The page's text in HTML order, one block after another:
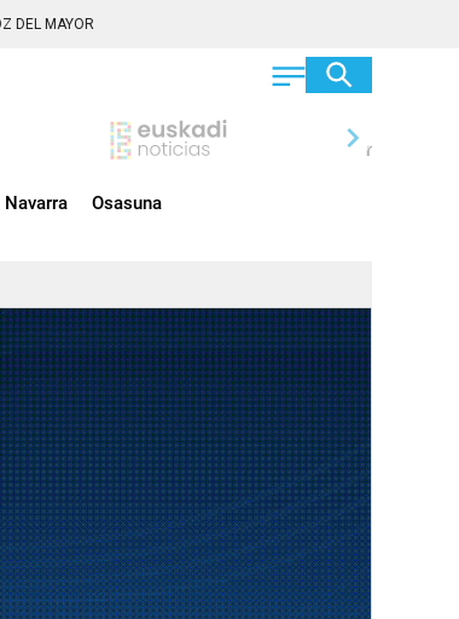
DEL MAYOR
chevron_right
Navarra Osasuna